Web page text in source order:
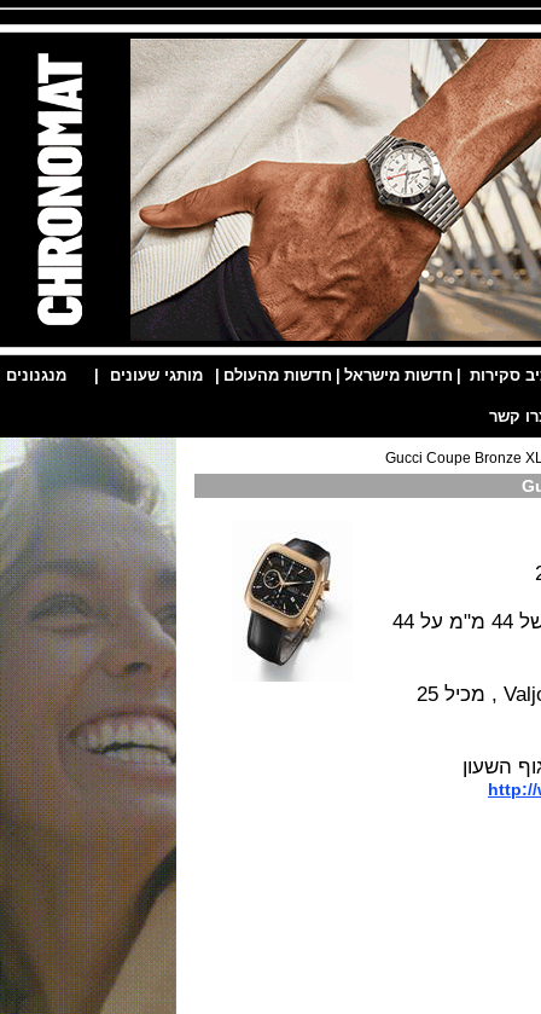
| חדשות מישראל | חדשות מהעולם | מותגי שעונים | מנגנונים |
גוף השעון עשוי ברונזה משולבת על פלדה מרובע של 44 מ"מ על 44
המנגנון הוא מכני אוטומטי של ETA דגם Valjoux 7750 , מכיל 25